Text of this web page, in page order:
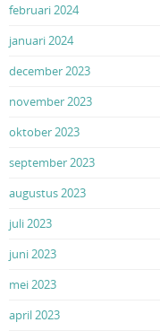
februari 2024
januari 2024
december 2023
november 2023
oktober 2023
september 2023
augustus 2023
juli 2023
juni 2023
mei 2023
april 2023